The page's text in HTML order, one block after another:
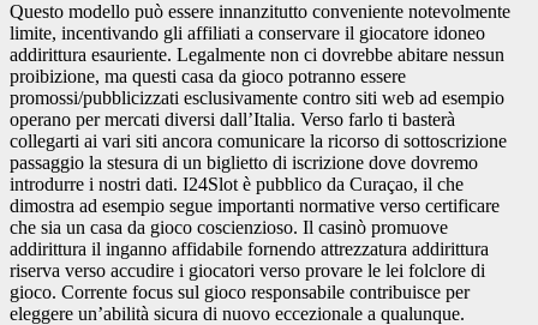
Questo modello può essere innanzitutto conveniente notevolmente
limite, incentivando gli affiliati a conservare il giocatore idoneo
addirittura esauriente. Legalmente non ci dovrebbe abitare nessun
proibizione, ma questi casa da gioco potranno essere
promossi/pubblicizzati esclusivamente contro siti web ad esempio
operano per mercati diversi dall’Italia. Verso farlo ti basterà
collegarti ai vari siti ancora comunicare la ricorso di sottoscrizione
passaggio la stesura di un biglietto di iscrizione dove dovremo
introdurre i nostri dati. I24Slot è pubblico da Curaçao, il che
dimostra ad esempio segue importanti normative verso certificare
che sia un casa da gioco coscienzioso. Il casinò promuove
addirittura il inganno affidabile fornendo attrezzatura addirittura
riserva verso accudire i giocatori verso provare le lei folclore di
gioco. Corrente focus sul gioco responsabile contribuisce per
eleggere un’abilità sicura di nuovo eccezionale a qualunque.